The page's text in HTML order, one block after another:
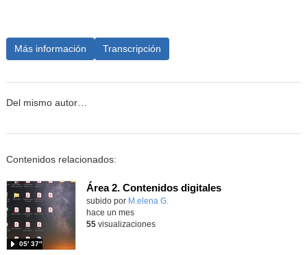
Más información Transcripción
Del mismo autor…
Contenidos relacionados:
Área 2. Contenidos digitales
Contenido educativo.
subido por M.elena G.
05′ 37″
hace un mes
55visualizaciones